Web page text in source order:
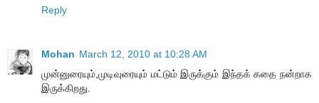
Reply
Mohan March 12, 2010 at 10:28 AM
முன்னுரையும்,முடிவுரையும் மட்டும் இருக்கும் இந்தக் கதை நன்றாக
இருக்கிறது.